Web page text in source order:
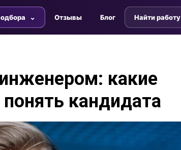
Отзывы Блог Найти работу
какие
кандидата